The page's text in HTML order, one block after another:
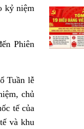
kỷ niệm
Phiên
Tuần lễ
chủ
tế của
và khu